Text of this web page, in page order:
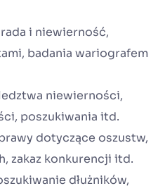
i niewierność,
badania wariografem
niewierności,
poszukiwania itd.
dotyczące oszustw,
zakaz konkurencji itd.
dłużników,